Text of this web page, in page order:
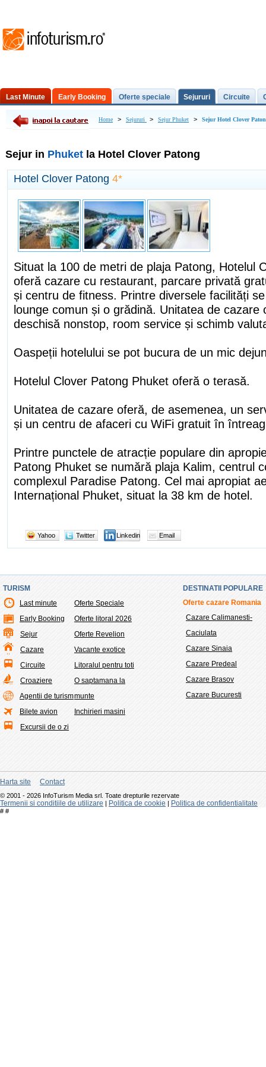
Last Minute Early Booking Oferte speciale Sejururi Circuite
Excursii de o zi Home > Sejururi > Sejur Phuket > Sejur Hotel Clover
Sejur in Phuket la Hotel Clover Patong
Hotel Clover Patong 4*
Situat la 100 de metri de plaja Patong, Hotelul
oferă cazare cu restaurant, parcare privată
și centru de fitness. Printre diversele facilități
lounge comun și o grădină. Unitatea de cazare
deschisă nonstop, room service și schimb
Oaspeții hotelului se pot bucura de un mic
Hotelul Clover Patong Phuket oferă o terasă.
Unitatea de cazare oferă, de asemenea, un
și un centru de afaceri cu WiFi gratuit în
Printre punctele de atracție populare din
Patong Phuket se numără plaja Kalim, centrul
complexul Paradise Patong. Cel mai apropiat
Internațional Phuket, situat la 38 km de hotel.
Yahoo Twitter Linkedin Email
TURISM
Last minute
Early Booking
Sejur
Cazare
Circuite
Croaziere
Agentii de turism
Bilete avion
Excursii de o zi
Oferte Speciale
Oferte litoral 2026
Oferte Revelion
Vacante exotice
Litoralul pentru toti
O saptamana la
munte
Inchirieri masini
DESTINATII POPULARE
Oferte cazare Romania
Cazare Calimanesti-
Caciulata
Cazare Sinaia
Cazare Predeal
Cazare Brasov
Cazare Bucuresti
Harta site Contact
© 2001 - 2026 InfoTurism Media srl. Toate drepturile rezervate
Termenii si conditiile de utilizare | Politica de cookie | Politica de confidentialitate
# #